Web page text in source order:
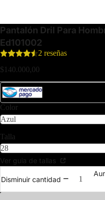
Pantalón Dril Para
Ed101002
2 reseñas
$140.000,00
Color
Talla
Ver guia de tallas
Disminuir cantidad